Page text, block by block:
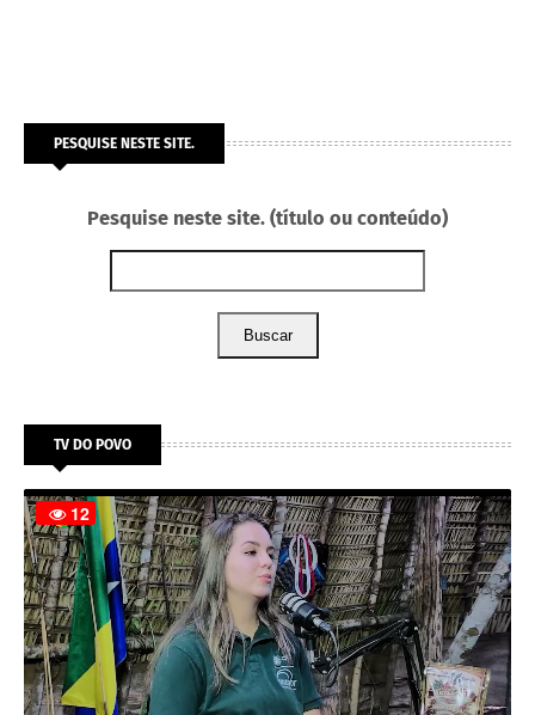
PESQUISE NESTE SITE.
Pesquise neste site. (título ou conteúdo)
Buscar
TV DO POVO